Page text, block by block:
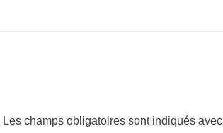
Les champs obligatoires sont indiqués avec